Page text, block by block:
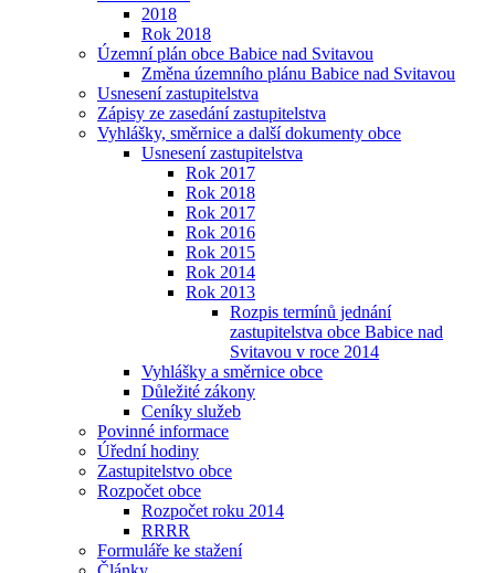
2018
Rok 2018
Územní plán obce Babice nad Svitavou
Změna územního plánu Babice nad Svitavou
Usnesení zastupitelstva
Zápisy ze zasedání zastupitelstva
Vyhlášky, směrnice a další dokumenty obce
Usnesení zastupitelstva
Rok 2017
Rok 2018
Rok 2017
Rok 2016
Rok 2015
Rok 2014
Rok 2013
Rozpis termínů jednání
zastupitelstva obce Babice nad
Svitavou v roce 2014
Vyhlášky a směrnice obce
Důležité zákony
Ceníky služeb
Povinné informace
Úřední hodiny
Zastupitelstvo obce
Rozpočet obce
Rozpočet roku 2014
RRRR
Formuláře ke stažení